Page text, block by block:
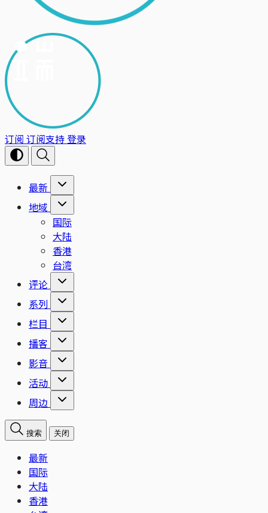
订阅 订阅支持登录
最新
地域
国际
大陆
香港
台湾
评论
系列
栏目
播客
影音
活动
周边
搜索 关闭
最新
国际
大陆
香港